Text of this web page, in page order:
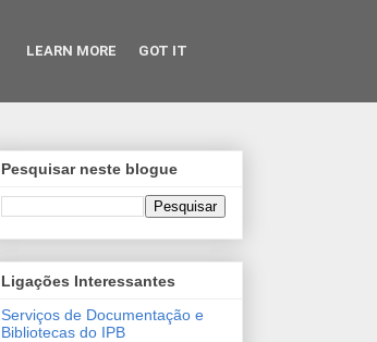
Pesquisar neste blogue
Ligações Interessantes
Serviços de Documentação e
Bibliotecas do IPB
LEARN MORE GOT IT